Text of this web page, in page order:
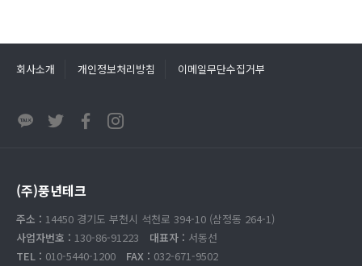
회사소개 개인정보처리방침 이메일무단수집거부
(주)풍년테크
주소 : 14450 경기도 부천시 석천로 394-10 (삼정동 264-1)
사업자번호 : 130-86-91223 대표자 : 서동선
TEL : 010-5440-1200 FAX : 032-671-9502